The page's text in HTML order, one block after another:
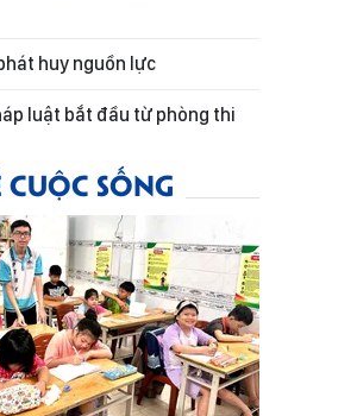
huy nguồn lực
luật bắt đầu từ phòng thi
SỐNG